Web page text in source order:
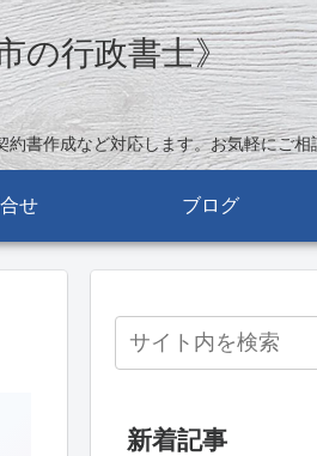
の行政書士》
書作成など対応します。お気軽にご相
せ ブログ
新着記事